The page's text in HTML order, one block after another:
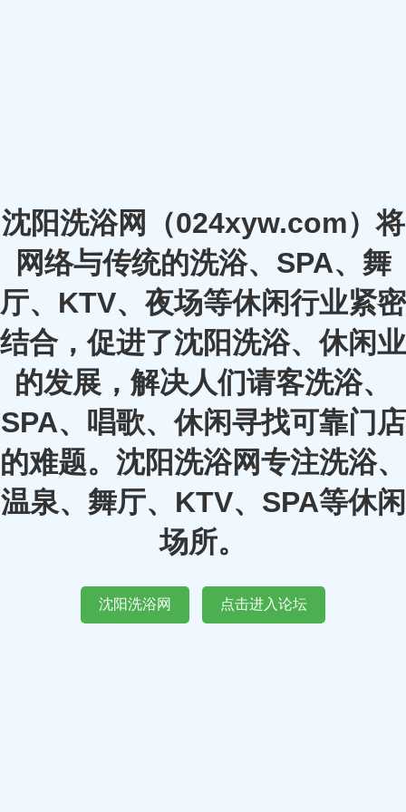
沈阳洗浴网（024xyw.com）将
网络与传统的洗浴、SPA、舞
厅、KTV、夜场等休闲行业紧密
结合，促进了沈阳洗浴、休闲业
的发展，解决人们请客洗浴、
SPA、唱歌、休闲寻找可靠门店
的难题。沈阳洗浴网专注洗浴、
温泉、舞厅、KTV、SPA等休闲
场所。
沈阳洗浴网 点击进入论坛